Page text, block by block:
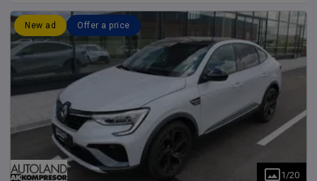
New ad Offer a price
1 /20